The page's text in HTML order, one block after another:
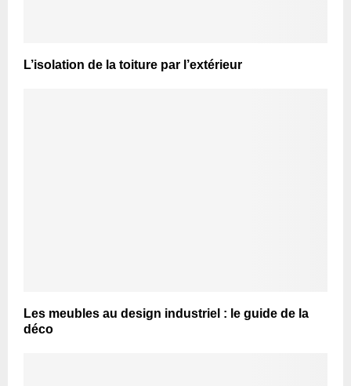
L’isolation de la toiture par l’extérieur
Les meubles au design industriel : le guide de la
déco